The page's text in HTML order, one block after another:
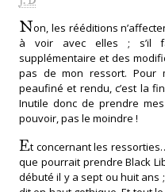
Non, les rééditions
à voir avec elles ; s’il
supplémentaire et des
pas de mon ressort. Pour
peaufiné et rendu, c’est la
Inutile donc de prendre
pouvoir, pas le moindre !
Et concernant les
que pourrait prendre Black
débuté il y a sept ou huit ans